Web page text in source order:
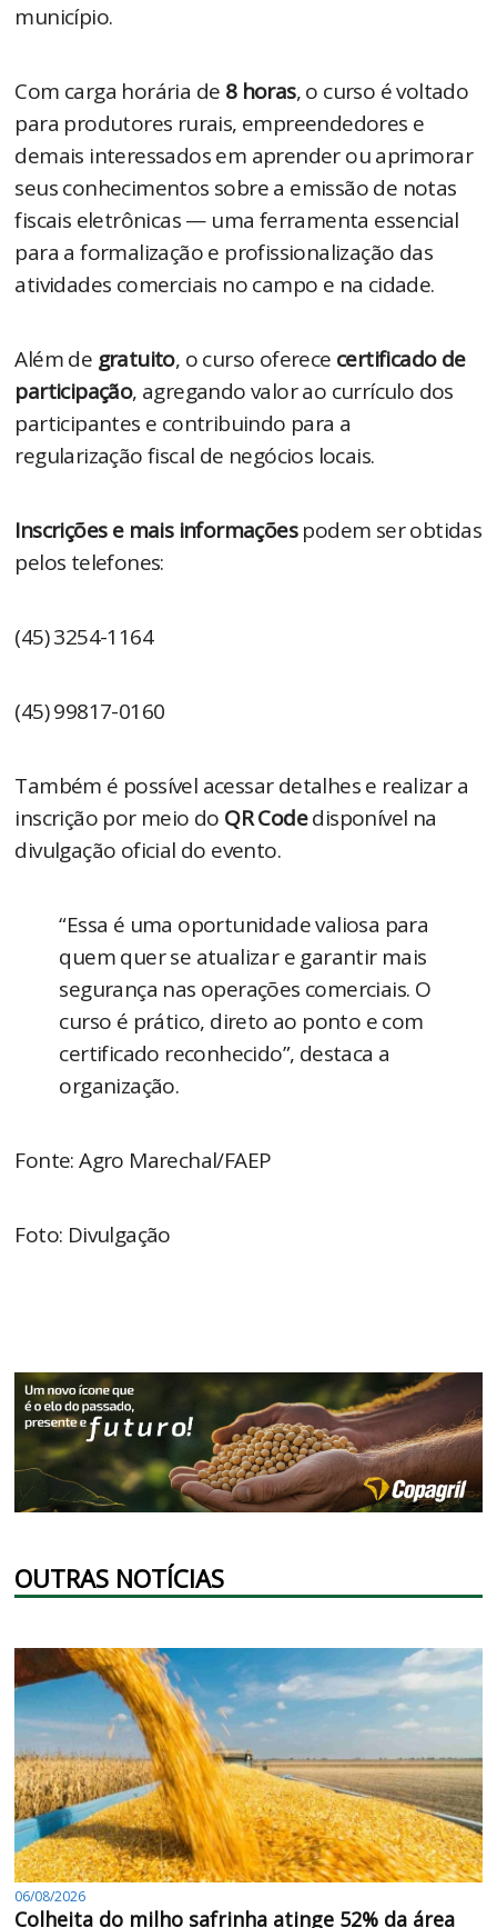
município.
Com carga horária de 8 horas, o curso é voltado
para produtores rurais, empreendedores e
demais interessados em aprender ou aprimorar
seus conhecimentos sobre a emissão de notas
fiscais eletrônicas — uma ferramenta essencial
para a formalização e profissionalização das
atividades comerciais no campo e na cidade.
Além de gratuito, o curso oferece certificado de
participação, agregando valor ao currículo dos
participantes e contribuindo para a
regularização fiscal de negócios locais.
Inscrições e mais informaçõespodem ser obtidas
pelos telefones:
(45) 3254-1164
(45) 99817-0160
Também é possível acessar detalhes e realizar a
inscrição por meio do QR Codedisponível na
divulgação oficial do evento.
“Essa é uma oportunidade valiosa para
quem quer se atualizar e garantir mais
segurança nas operações comerciais. O
curso é prático, direto ao ponto e com
certificado reconhecido”, destaca a
organização.
Fonte: Agro Marechal/FAEP
Foto: Divulgação
OUTRAS NOTÍCIAS
06/08/2026
Colheita do milho safrinha atinge 52% da área